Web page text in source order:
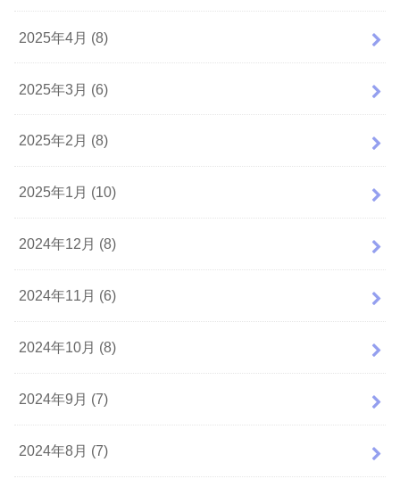
2025年4月 (8)
2025年3月 (6)
2025年2月 (8)
2025年1月 (10)
2024年12月 (8)
2024年11月 (6)
2024年10月 (8)
2024年9月 (7)
2024年8月 (7)